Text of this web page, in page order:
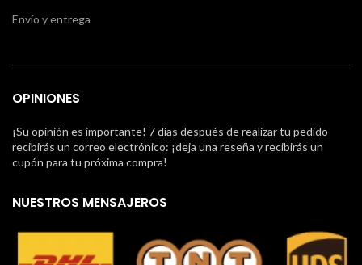
Envío y entrega
OPINIONES
¡Su opinión es importante! 7 días después de realizar tu pedido
recibirás un correo electrónico: ¡deja una reseña y recibirás un
cupón para tu próxima compra!
NUESTROS MENSAJEROS